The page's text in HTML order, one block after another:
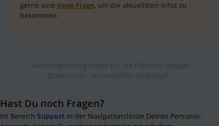
gerne eine neue Frage, um die aktuellsten Infos zu
bekommen.
Hast Du noch Fragen?
Im Bereich Support in der Navigationsleiste Deines Personio-